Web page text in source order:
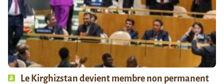
Le Kirghizstan devient membre non permanent